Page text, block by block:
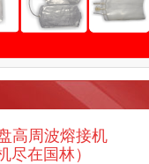
高周波熔接机
尽在国林）